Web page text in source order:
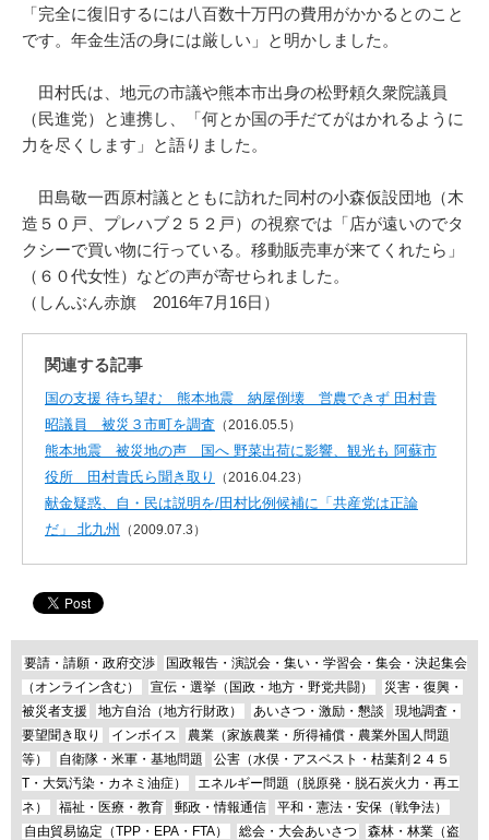
「完全に復旧するには八百数十万円の費用がかかるとのこと
です。年金生活の身には厳しい」と明かしました。
田村氏は、地元の市議や熊本市出身の松野頼久衆院議員
（民進党）と連携し、「何とか国の手だてがはかれるように
力を尽くします」と語りました。
田島敬一西原村議とともに訪れた同村の小森仮設団地（木
造５０戸、プレハブ２５２戸）の視察では「店が遠いのでタ
クシーで買い物に行っている。移動販売車が来てくれたら」
（６０代女性）などの声が寄せられました。
（しんぶん赤旗 2016年7月16日）
関連する記事
国の支援 待ち望む 熊本地震 納屋倒壊 営農できず 田村貴
昭議員 被災３市町を調査 （2016.05.5）
熊本地震 被災地の声 国へ 野菜出荷に影響、観光も 阿蘇市
役所 田村貴氏ら聞き取り
（2016.04.23）
献金疑惑、自・民は説明を/田村比例候補に「共産党は正論
だ」 北九州 （2009.07.3）
要請・請願・政府交渉
国政報告・演説会・集い・学習会・集会・決起集会
（オンライン含む）
宣伝・選挙（国政・地方・野党共闘）
災害・復興・
被災者支援
地方自治（地方行財政） あいさつ・激励・懇談
現地調査・
要望聞き取り
インボイス
農業（家族農業・所得補償・農業外国人問題
等）
自衛隊・米軍・基地問題
公害（水俣・アスベスト・枯葉剤２４５
T・大気汚染・カネミ油症）
エネルギー問題（脱原発・脱石炭火力・再エ
ネ）
福祉・医療・教育 郵政・情報通信
平和・憲法・安保（戦争法）
自由貿易協定（TPP・EPA・FTA）
総会・大会あいさつ
森林・林業（盗